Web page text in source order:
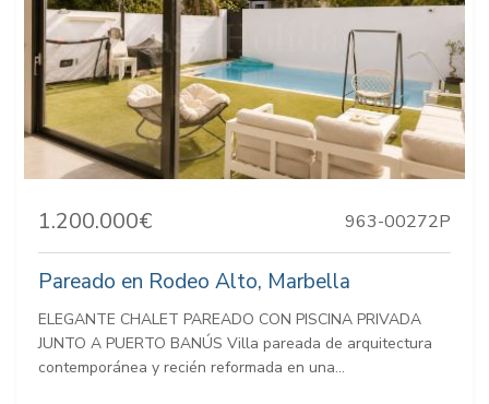
1.200.000€ 963-00272P
Pareado en Rodeo Alto, Marbella
ELEGANTE CHALET PAREADO CON PISCINA PRIVADA
JUNTO A PUERTO BANÚS Villa pareada de arquitectura
contemporánea y recién reformada en una...